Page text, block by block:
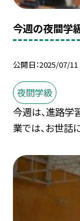
今週の夜間学
公開日 2025/07/11
夜間学級
今週は、進路学
業では、お世話